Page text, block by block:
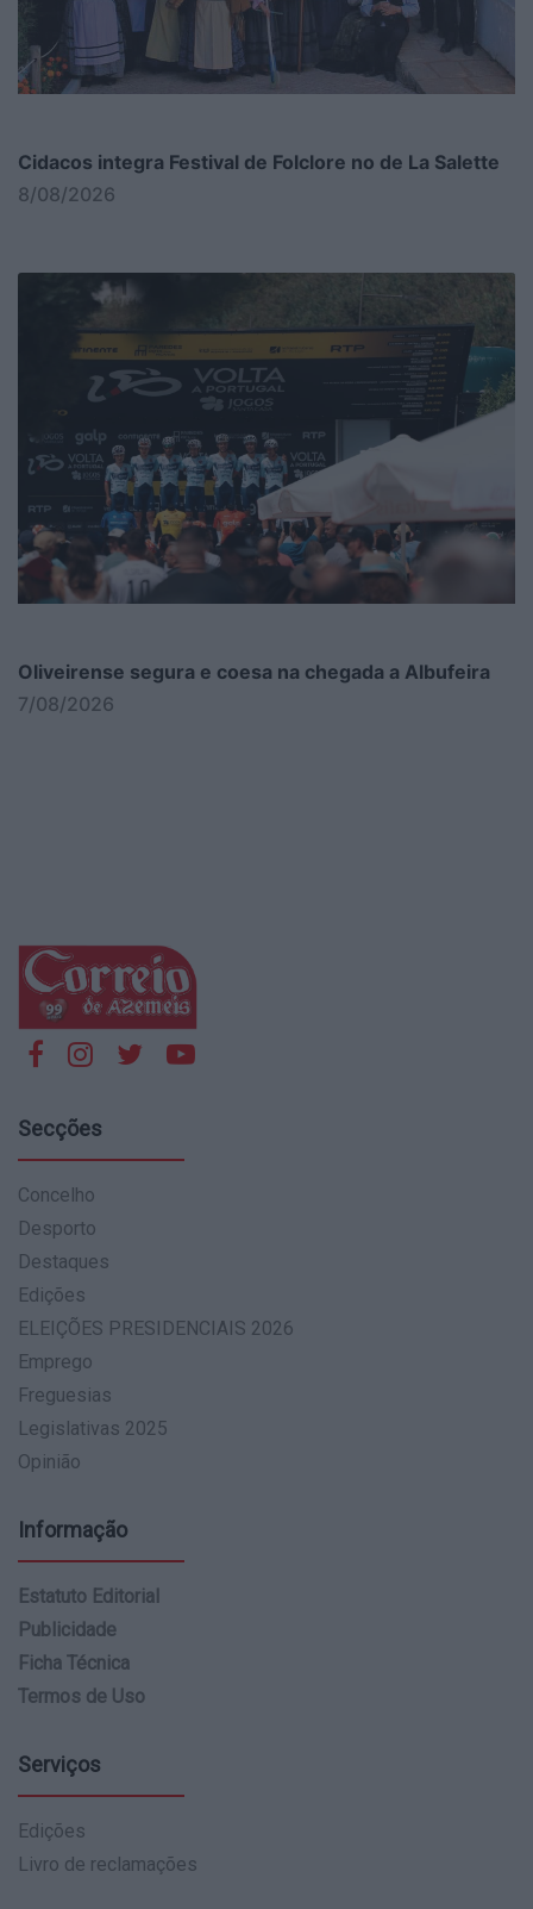
Cidacos integra Festival de Folclore no de La Salette
8/08/2026
Oliveirense segura e coesa na chegada a Albufeira
7/08/2026
Secções
Concelho
Desporto
Destaques
Edições
ELEIÇÕES PRESIDENCIAIS 2026
Emprego
Freguesias
Legislativas 2025
Opinião
Informação
Estatuto Editorial
Publicidade
Ficha Técnica
Termos de Uso
Serviços
Edições
Livro de reclamações